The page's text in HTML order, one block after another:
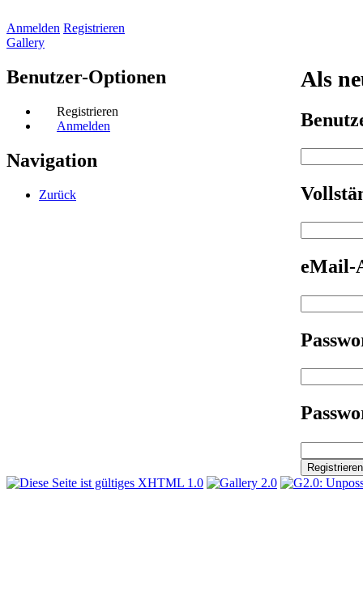
Anmelden Registrieren
Gallery
Benutzer-Optionen
Registrieren
Anmelden
Navigation
Zurück
Als
eMail-